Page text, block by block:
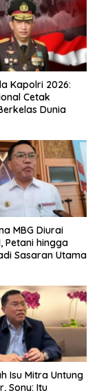
Kapolri 2026:
Cetak
Dunia
MBG Diurai
Petani hingga
Sasaran Utama
Isu Mitra Untung
Sony: Itu